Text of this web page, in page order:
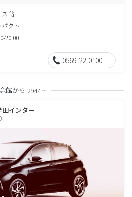
ス 等
パクト
20:00
0569-22-0100
館から 2944m
田インター